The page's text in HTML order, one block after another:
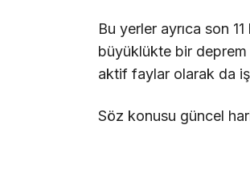
Bu yerler ayrıca son
büyüklükte bir
aktif faylar olarak da
Söz konusu güncel